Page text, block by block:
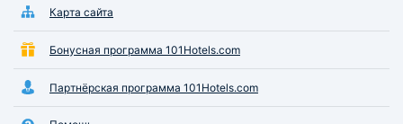
Карта сайта
Бонусная программа 101Hotels.com
Партнёрская программа 101Hotels.com